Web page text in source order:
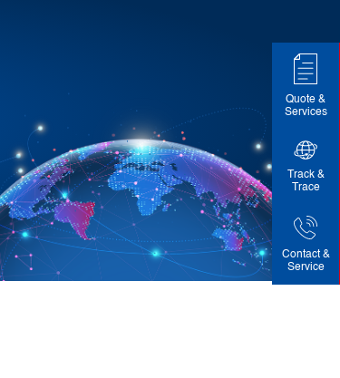
Quote &
Services
Track &
Trace
Contact &
Service